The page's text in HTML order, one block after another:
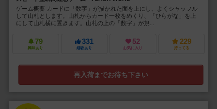
ゲーム概要 カードに「数字」が描かれた面を上にし、よくシャッフル
して山札とします。山札からカード一枚をめくり、「ひらがな」を上
にして山札横に置きます。山札の上の「数字」が規...
79
興味あり
331
経験あり
52
お気に入り
229
持ってる
再入荷までお待ち下さい